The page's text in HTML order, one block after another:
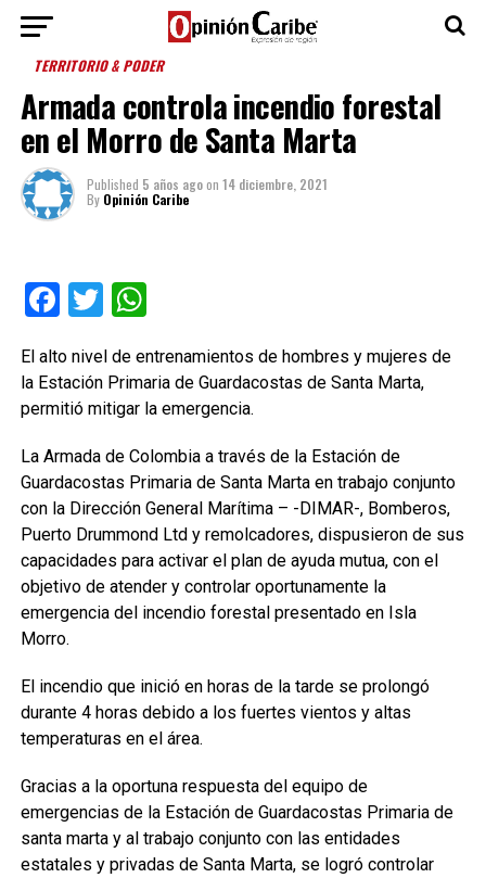
TERRITORIO & PODER
Armada controla incendio forestal
en el Morro de Santa Marta
Published 5 años agoon 14 diciembre, 2021
By Opinión Caribe
Facebook
TwitterWhatsApp
El alto nivel de entrenamientos de hombres y mujeres de
la Estación Primaria de Guardacostas de Santa Marta,
permitió mitigar la emergencia.
La Armada de Colombia a través de la Estación de
Guardacostas Primaria de Santa Marta en trabajo conjunto
con la Dirección General Marítima – -DIMAR-, Bomberos,
Puerto Drummond Ltd y remolcadores, dispusieron de sus
capacidades para activar el plan de ayuda mutua, con el
objetivo de atender y controlar oportunamente la
emergencia del incendio forestal presentado en Isla
Morro.
El incendio que inició en horas de la tarde se prolongó
durante 4 horas debido a los fuertes vientos y altas
temperaturas en el área.
Gracias a la oportuna respuesta del equipo de
emergencias de la Estación de Guardacostas Primaria de
santa marta y al trabajo conjunto con las entidades
estatales y privadas de Santa Marta, se logró controlar